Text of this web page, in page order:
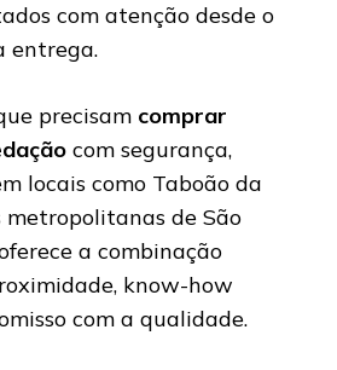
com atenção desde o
entrega.
precisam comprar
com segurança,
locais como Taboão da
metropolitanas de São
a combinação
know-how
com a qualidade.